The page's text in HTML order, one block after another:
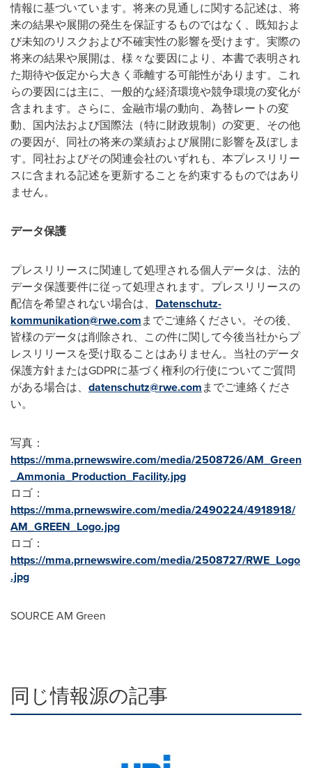
情報に基づいています。将来の見通しに関する記述は、将
来の結果や展開の発生を保証するものではなく、既知およ
び未知のリスクおよび不確実性の影響を受けます。実際の
将来の結果や展開は、様々な要因により、本書で表明され
た期待や仮定から大きく乖離する可能性があります。これ
らの要因には主に、一般的な経済環境や競争環境の変化が
含まれます。さらに、金融市場の動向、為替レートの変
動、国内法および国際法（特に財政規制）の変更、その他
の要因が、同社の将来の業績および展開に影響を及ぼしま
す。同社およびその関連会社のいずれも、本プレスリリー
スに含まれる記述を更新することを約束するものではあり
ません。
データ保護
プレスリリースに関連して処理される個人データは、法的
データ保護要件に従って処理されます。プレスリリースの
配信を希望されない場合は、 Datenschutz-
kommunikation@rwe.comまでご連絡ください。その後、
皆様のデータは削除され、この件に関して今後当社からプ
レスリリースを受け取ることはありません。当社のデータ
保護方針またはGDPRに基づく権利の行使についてご質問
がある場合は、 datenschutz@rwe.comまでご連絡くださ
い。
写真：
https://mma.prnewswire.com/media/2508726/AM_Green
_Ammonia_Production_Facility.jpg
ロゴ：
https://mma.prnewswire.com/media/2490224/4918918/
AM_GREEN_Logo.jpg
ロゴ：
https://mma.prnewswire.com/media/2508727/RWE_Logo
.jpg
SOURCE AM Green
同じ情報源の記事